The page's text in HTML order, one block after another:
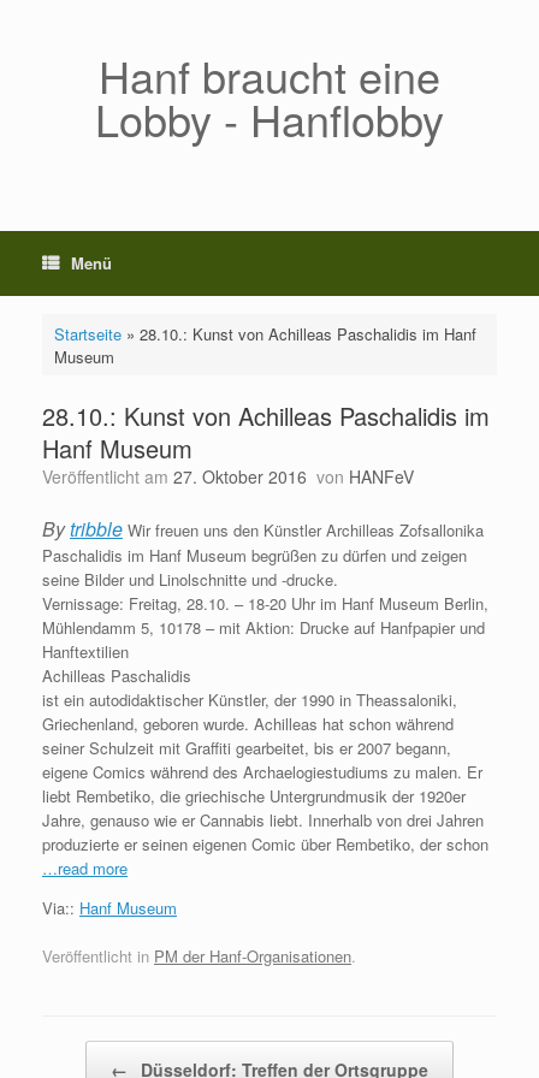
Hanf braucht eine
Lobby - Hanflobby
Menü
Startseite» 28.10.: Kunst von Achilleas Paschalidis im Hanf
Museum
28.10.: Kunst von Achilleas Paschalidis im
Hanf Museum
Veröffentlicht am 27. Oktober 2016 von HANFeV
Bytribble Wir freuen uns den Künstler Archilleas Zofsallonika
Paschalidis im Hanf Museum begrüßen zu dürfen und zeigen
seine Bilder und Linolschnitte und -drucke.
Vernissage: Freitag, 28.10. – 18-20 Uhr im Hanf Museum Berlin,
Mühlendamm 5, 10178 – mit Aktion: Drucke auf Hanfpapier und
Hanftextilien
Achilleas Paschalidis
ist ein autodidaktischer Künstler, der 1990 in Theassaloniki,
Griechenland, geboren wurde. Achilleas hat schon während
seiner Schulzeit mit Graffiti gearbeitet, bis er 2007 begann,
eigene Comics während des Archaelogiestudiums zu malen. Er
liebt Rembetiko, die griechische Untergrundmusik der 1920er
Jahre, genauso wie er Cannabis liebt. Innerhalb von drei Jahren
produzierte er seinen eigenen Comic über Rembetiko, der schon
…read more
Via:: Hanf Museum
Veröffentlicht in PM der Hanf-Organisationen.
← Düsseldorf: Treffen der Ortsgruppe